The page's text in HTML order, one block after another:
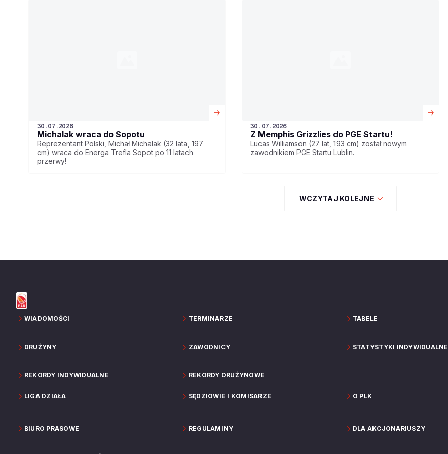
30.07.2026
Michalak wraca do Sopotu
Reprezentant Polski, Michał Michalak (32 lata, 197
cm) wraca do Energa Trefla Sopot po 11 latach
przerwy!
30.07.2026
Z Memphis Grizzlies do PGE Startu!
Lucas Williamson (27 lat, 193 cm) został nowym
zawodnikiem PGE Startu Lublin.
WCZYTAJ KOLEJNE
WIADOMOŚCI TERMINARZE TABELE
DRUŻYNY ZAWODNICY STATYSTYKI INDYWIDUALNE
REKORDY INDYWIDUALNE REKORDY DRUŻYNOWE
LIGA DZIAŁA SĘDZIOWIE I KOMISARZE O PLK
BIURO PRASOWE REGULAMINY DLA AKCJONARIUSZY